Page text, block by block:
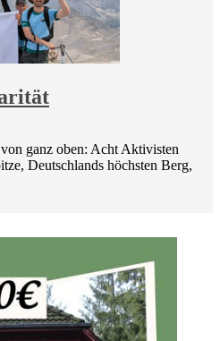
ganz oben: Acht Aktivisten
Deutschlands höchsten Berg,